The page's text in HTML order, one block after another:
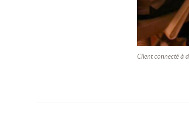
Client connecté à